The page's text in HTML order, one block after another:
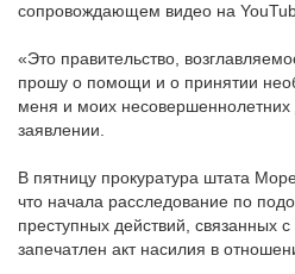
сопровождающем видео на
«Это правительство,
прошу о помощи и о принятии
меня и моих несовершеннолетних
заявлении.
В пятницу прокуратура штата
что начала расследование по
преступных действий, связанных
запечатлен акт насилия в